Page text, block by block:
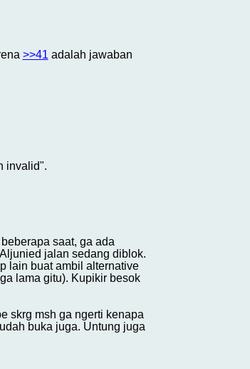
>>41 adalah jawaban
invalid".
saat, ga ada
jalan sedang diblok.
lain buat ambil alternative
lama gitu). Kupikir besok
skrg msh ga ngerti kenapa
buka juga. Untung juga